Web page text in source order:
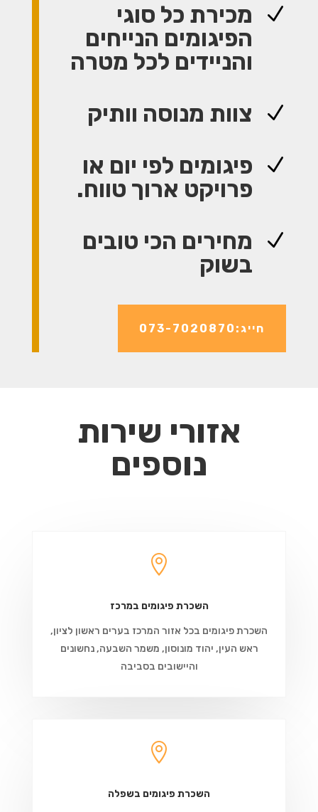
N
מכירת כל סוגי
הפיגומים הנייחים
והניידים לכל מטרה
N צוות מנוסה וותיק
N
פיגומים לפי יום או
פרויקט ארוך טווח.
N
מחירים הכי טובים
בשוק
חייג:073-7020870
אזורי שירות
נוספים

השכרת פיגומים במרכז
השכרת פיגומים בכל אזור המרכז בערים ראשון לציון,
ראש העין, יהוד מונוסון, משמר השבעה, נחשונים
והיישובים בסביבה

השכרת פיגומים בשפלה